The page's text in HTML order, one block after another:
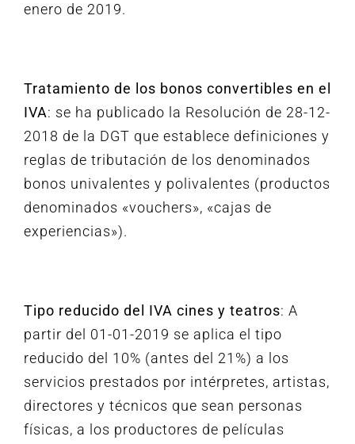
enero de 2019.
Tratamiento de los bonos convertibles en el
IVA: se ha publicado la Resolución de 28-12-
2018 de la DGT que establece definiciones y
reglas de tributación de los denominados
bonos univalentes y polivalentes (productos
denominados «vouchers», «cajas de
experiencias»).
Tipo reducido del IVA cines y teatros: A
partir del 01-01-2019 se aplica el tipo
reducido del 10% (antes del 21%) a los
servicios prestados por intérpretes, artistas,
directores y técnicos que sean personas
físicas, a los productores de películas